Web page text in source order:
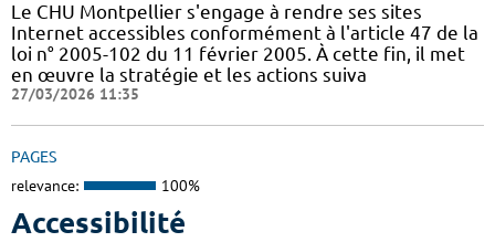
Le CHU Montpellier s'engage à rendre ses sites
Internet accessibles conformément à l'article 47 de la
loi n° 2005-102 du 11 février 2005. À cette fin, il met
en œuvre la stratégie et les actions suiva
27/03/2026 11:35
PAGES
relevance: 100%
Accessibilité